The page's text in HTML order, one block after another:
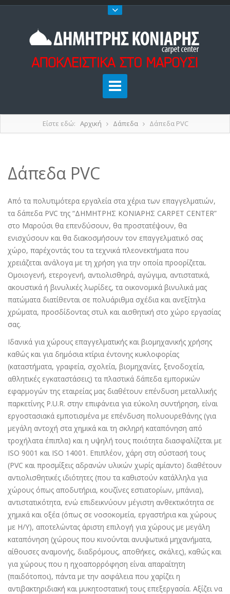
Είστε εδώ: Αρχική Δάπεδα Δάπεδα PVC
Δάπεδα PVC
Από τα πολυτιμότερα εργαλεία στα χέρια των επαγγελματιών,
τα δάπεδα PVC της “ΔΗΜΗΤΡΗΣ ΚΟΝΙΑΡΗΣ CARPET CENTER”
στο Μαρούσι θα επενδύσουν, θα προστατέψουν, θα
ενισχύσουν και θα διακοσμήσουν τον επαγγελματικό σας
χώρο, παρέχοντάς του τα τεχνικά πλεονεκτήματα που
χρειάζεται ανάλογα με τη χρήση για την οποία προορίζεται.
Ομοιογενή, ετερογενή, αντιολισθηρά, αγώγιμα, αντιστατικά,
ακουστικά ή βινυλικές λωρίδες, τα οικονομικά βινυλικά μας
πατώματα διατίθενται σε πολυάριθμα σχέδια και ανεξίτηλα
χρώματα, προσδίδοντας στυλ και αισθητική στο χώρο εργασίας
σας.
Ιδανικά για χώρους επαγγελματικής και βιομηχανικής χρήσης
καθώς και για δημόσια κτίρια έντονης κυκλοφορίας
(καταστήματα, γραφεία, σχολεία, βιομηχανίες, ξενοδοχεία,
αθλητικές εγκαταστάσεις) τα πλαστικά δάπεδα εμπορικών
εφαρμογών της εταιρείας μας διαθέτουν επένδυση μεταλλικής
παρκετίνης P.U.R. στην επιφάνεια για εύκολη συντήρηση, είναι
εργοστασιακά εμποτισμένα με επένδυση πολυουρεθάνης (για
μεγάλη αντοχή στα χημικά και τη σκληρή καταπόνηση από
τροχήλατα έπιπλα) και η υψηλή τους ποιότητα διασφαλίζεται με
ISO 9001 και ISO 14001. Επιπλέον, χάρη στη σύστασή τους
(PVC και προσμίξεις αδρανών υλικών χωρίς αμίαντο) διαθέτουν
αντιολισθητικές ιδιότητες (που τα καθιστούν κατάλληλα για
χώρους όπως αποδυτήρια, κουζίνες εστιατορίων, μπάνια),
αντιστατικότητα, ενώ επιδεικνύουν μέγιστη ανθεκτικότητα σε
χημικά και οξέα (όπως σε νοσοκομεία, εργαστήρια και χώρους
με Η/Υ), αποτελώντας άριστη επιλογή για χώρους με μεγάλη
καταπόνηση (χώρους που κινούνται ανυψωτικά μηχανήματα,
αίθουσες αναμονής, διαδρόμους, αποθήκες, σκάλες), καθώς και
για χώρους που η ηχοαπορρόφηση είναι απαραίτητη
(παιδότοποι), πάντα με την ασφάλεια που χαρίζει η
αντιβακτηριδιακή και μυκητοστατική τους επεξεργασία. Αξίζει να